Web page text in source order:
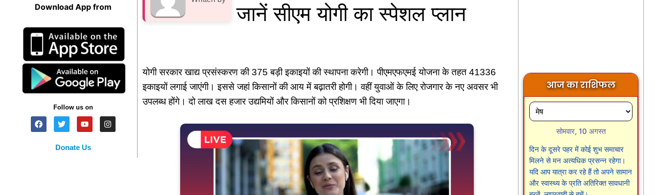
Download App from
Follow us on
Donate Us
जानें सीएम योगी का स्पेशल प्लान
योगी सरकार खाद्य प्रसंस्करण की 375 बड़ी इकाइयों की स्थापना करेगी। पीएमएफएमई योजना के तहत 41336
इकाइयों लगाई जाएंगी। इससे जहां किसानों की आय में बढ़ातरी होगी। वहीं युवाओं के लिए रोजगार के नए अवसर भी
उपलब्ध होंगे। दो लाख दस हजार उद्यमियों और किसानों को प्रशिक्षण भी दिया जाएगा।
आज का राशिफल
सोमवार, 10 अगस्त
दिन के दूसरे पहर में कोई शुभ समाचार
मिलने से मन अत्यधिक प्रसन्न रहेगा।
यदि आप यात्रा कर रहे हैं तो अपने सामान
और स्वास्थ्य के प्रति अतिरिक्त सावधानी